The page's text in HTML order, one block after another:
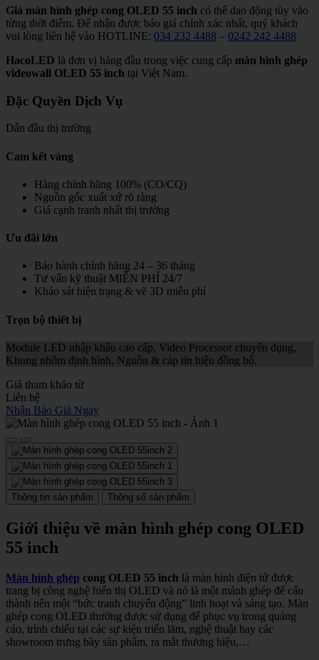
Giá màn hình ghép cong OLED 55 inch có thể dao động tùy vào
từng thời điểm. Để nhận được báo giá chính xác nhất, quý khách
vui lòng liên hệ vào HOTLINE: 034 232 4488 – 0242 242 4488
HacoLED là đơn vị hàng đầu trong việc cung cấp màn hình ghép
videowall OLED 55 inch tại Việt Nam.
Đặc Quyền Dịch Vụ
Dẫn đầu thị trường
Cam kết vàng
Hàng chính hãng 100% (CO/CQ)
Nguồn gốc xuất xứ rõ ràng
Giá cạnh tranh nhất thị trường
Ưu đãi lớn
Bảo hành chính hãng 24 – 36 tháng
Tư vấn kỹ thuật MIỄN PHÍ 24/7
Khảo sát hiện trạng & vẽ 3D miễn phí
Trọn bộ thiết bị
Module LED nhập khẩu cao cấp, Video Processor chuyên dụng,
Khung nhôm định hình, Nguồn & cáp tín hiệu đồng bộ.
Giá tham khảo từ
Liên hệ
Nhận Báo Giá Ngay
Thông tin sản phẩm Thông số sản phẩm
Giới thiệu về màn hình ghép cong OLED
55 inch
Màn hình ghép cong OLED 55 inch là màn hình điện tử được
trang bị công nghệ hiển thị OLED và nó là một mảnh ghép để cấu
thành nên một “bức tranh chuyển động” linh hoạt và sáng tạo. Màn
ghép cong OLED thường được sử dụng để phục vụ trong quảng
cáo, trình chiếu tại các sự kiện triển lãm, nghệ thuật hay các
showroom trưng bày sản phẩm, ra mắt thương hiệu,…